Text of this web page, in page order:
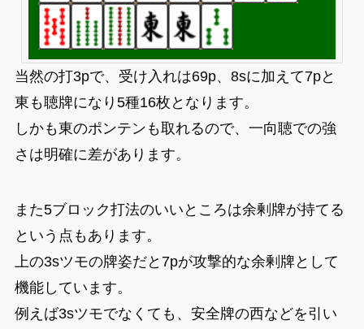
当然の打3pで、受け入れは69p、8sに加えて7pと
東も聴牌になり5種16枚となります。
しかも東のポンテンも取れるので、一向聴での強
さは明確に差があります。
また5ブロック打法のいいところは余剰牌が持てる
という点もあります。
上の3sツモの牌姿だと7pが攻撃的な余剰牌として
機能しています。
例えば3sツモでなくても、安全牌の西などを引い